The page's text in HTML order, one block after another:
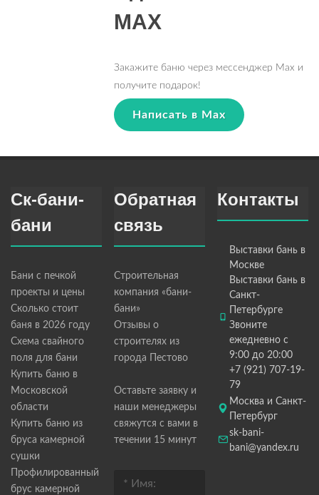
MAX
Закажите баню через мессенджер Max и
получите подарок!
Написать в Max
Ск-бани-
бани
Бани с печкой
проекты и цены
Сколько стоит
баня в 2026 году
Схема свайного
поля для бани
Купить баню в
Московской
области
Купить баню из
бруса камерной
сушки
Профилированный
брус камерной
Обратная
связь
Строительная
компания «бани-
бани»
Отзывы о
строителях из
города Пестово
Оставьте заявку и
наши менеджеры
свяжутся с вами в
течении 15 минут
Контакты
Выставки бань в
Москве
Выставки бань в
Санкт-
Петербурге
Звоните
ежедневно с
9:00 до 20:00
+7 (921) 707-19-
79
Москва и Санкт-
Петербург
sk-bani-
bani@yandex.ru